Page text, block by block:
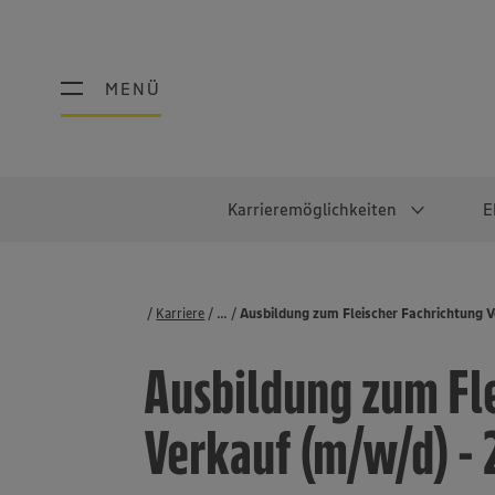
MENÜ
MENÜ
Karrieremöglichkeiten
Schülerpraktikum
Noch Fragen?
Faires Gehalt
Diversität Lager & Logistik
IT
Karriere Stellenbörse
Ausbildung zum Fleischer Fachrichtung
...
Ausbildung zum
Verkauf (m/w/d) -